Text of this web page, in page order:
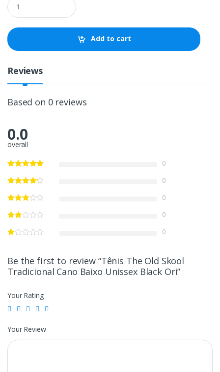
u
a
t
i
Add to cart
Reviews
Based on 0 reviews
0.0
overall
0
0
0
0
0
Be the first to review “Tênis The Old Skool
Tradicional Cano Baixo Unissex Black Ori”
Your Rating
Your Review